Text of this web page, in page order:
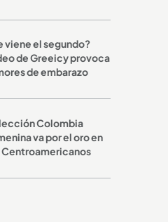
viene el segundo?
de Greeicy provoca
de embarazo
Colombia
va por el oro en
Centroamericanos